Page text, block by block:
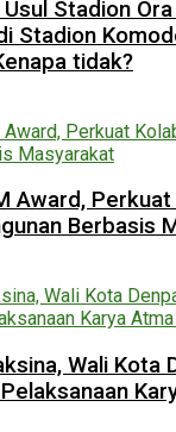
Stadion
Stadion
tidak?
Award,
Berbasis
Wali Kota